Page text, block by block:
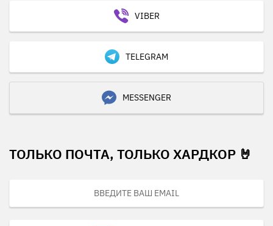
VIBER
TELEGRAM
MESSENGER
ТОЛЬКО ПОЧТА, ТОЛЬКО ХАРДКОР 🤘